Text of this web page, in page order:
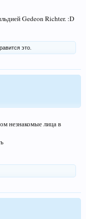
Gedeon Richter. :D
это.
незнакомые лица в